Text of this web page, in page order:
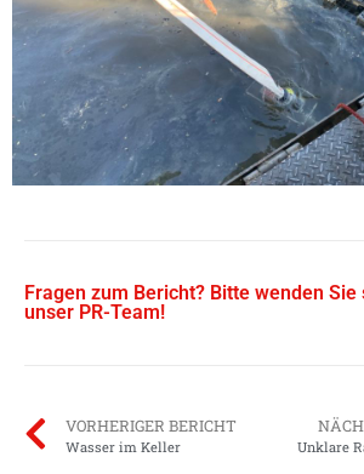
Fragen zum Bericht? Bitte wenden Sie
unser PR-Team!
VORHERIGER BERICHT
Wasser im Keller Unklare